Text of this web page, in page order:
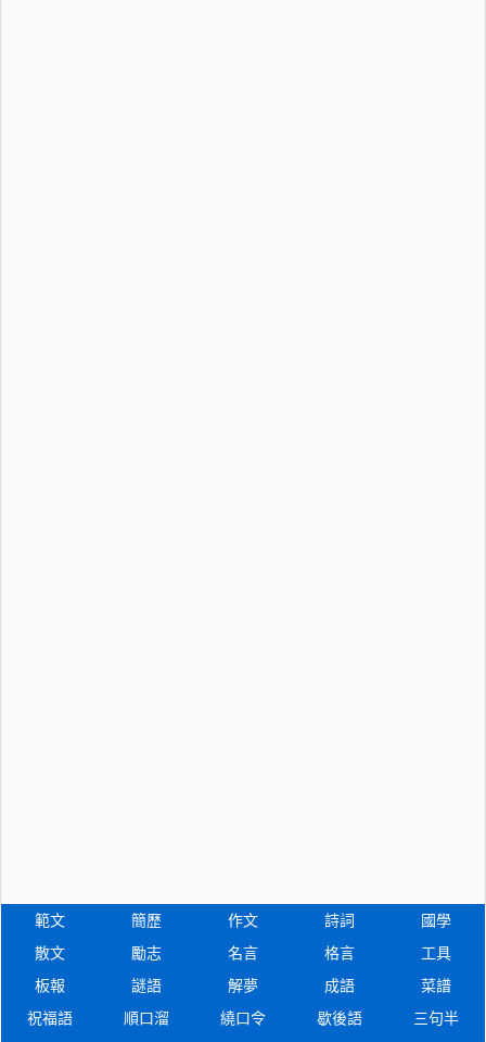
範文 簡歷 作文 詩詞
國學
散文
勵志 名言 格言
工具
板報
謎語 解夢 成語
菜譜
祝福語
順口溜 繞口令 歇後語 三句半